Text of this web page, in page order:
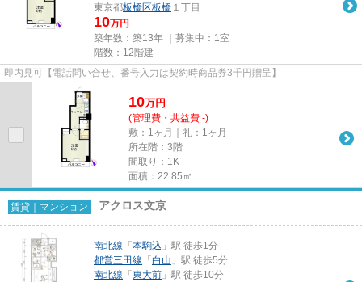
東京都板橋区板橋 １丁目
10万円
築年数：築13年 ｜募集中： 1室
階数：12階建
即内見可【電話問い合せ、番号入力は契約時商品券3千円贈呈】
10万円
(管理費・共益費 -)
敷：1ヶ月｜礼：1ヶ月
所在階：3階
間取り：1K
面積：22.85㎡
賃貸｜マンション アクロス文京
南北線 「 本駒込 」駅 徒歩1分
都営三田線 「 白山 」駅 徒歩5分
南北線 「 東大前 」駅 徒歩10分